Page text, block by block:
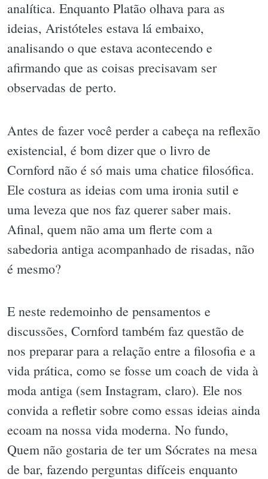
analítica. Enquanto Platão olhava para as
ideias, Aristóteles estava lá embaixo,
analisando o que estava acontecendo e
afirmando que as coisas precisavam ser
observadas de perto.
Antes de fazer você perder a cabeça na reflexão
existencial, é bom dizer que o livro de
Cornford não é só mais uma chatice filosófica.
Ele costura as ideias com uma ironia sutil e
uma leveza que nos faz querer saber mais.
Afinal, quem não ama um flerte com a
sabedoria antiga acompanhado de risadas, não
é mesmo?
E neste redemoinho de pensamentos e
discussões, Cornford também faz questão de
nos preparar para a relação entre a filosofia e a
vida prática, como se fosse um coach de vida à
moda antiga (sem Instagram, claro). Ele nos
convida a refletir sobre como essas ideias ainda
ecoam na nossa vida moderna. No fundo,
Quem não gostaria de ter um Sócrates na mesa
de bar, fazendo perguntas difíceis enquanto